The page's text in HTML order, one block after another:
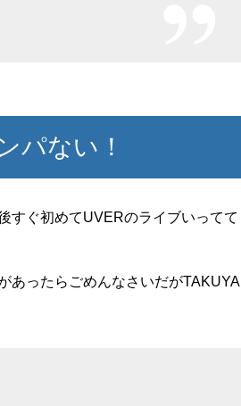
パない！
すぐ初めてUVERのライブいってて
あったらごめんなさいだがTAKUYA